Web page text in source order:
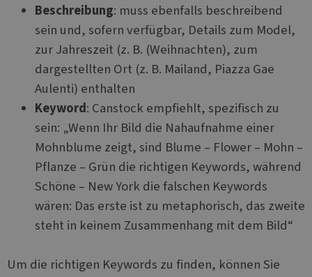
Beschreibung: muss ebenfalls beschreibend
sein und, sofern verfügbar, Details zum Model,
zur Jahreszeit (z. B. (Weihnachten), zum
dargestellten Ort (z. B. Mailand, Piazza Gae
Aulenti) enthalten
Keyword: Canstock empfiehlt, spezifisch zu
sein: „Wenn Ihr Bild die Nahaufnahme einer
Mohnblume zeigt, sind Blume – Flower – Mohn –
Pflanze – Grün die richtigen Keywords, während
Schöne – New York die falschen Keywords
wären: Das erste ist zu metaphorisch, das zweite
steht in keinem Zusammenhang mit dem Bild“
Um die richtigen Keywords zu finden, können Sie